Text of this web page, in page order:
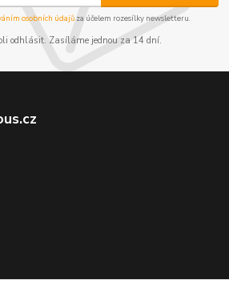
osobních údajůza účelem rozesílky newsletteru.
odhlásit. Zasíláme jednou za 14 dní.